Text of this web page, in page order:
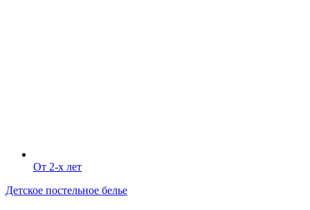
От 2-х лет
Детское постельное белье